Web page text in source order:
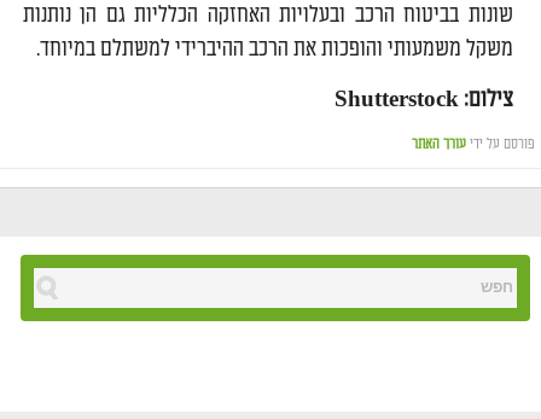
שונות בביטוח הרכב ובעלויות האחזקה הכלליות גם הן נותנות
משקל משמעותי והופכות את הרכב ההיברידי למשתלם במיוחד.
צילום: Shutterstock
פורסם על ידי עורך האתר